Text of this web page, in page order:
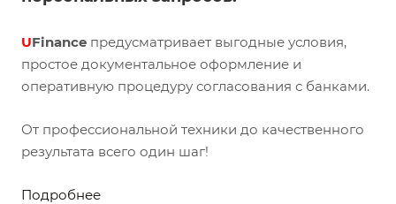
UFinance предусматривает выгодные условия,
простое документальное оформление и
оперативную процедуру согласования с банками.
От профессиональной техники до качественного
результата всего один шаг!
Подробнее